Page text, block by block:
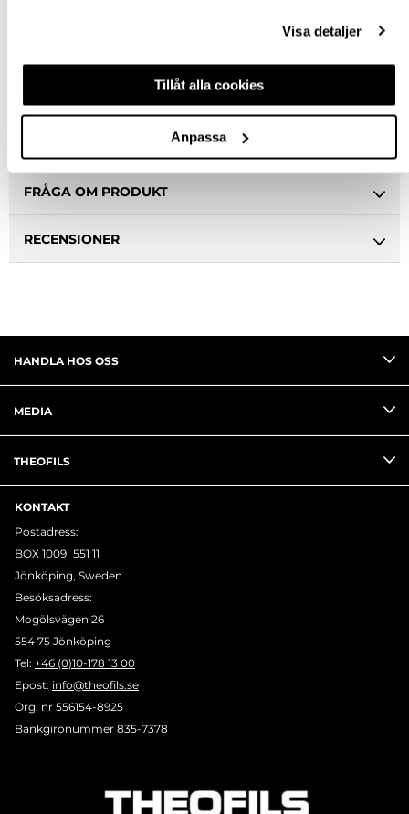
Visa detaljer
Tillåt alla cookies
Anpassa
FRÅGA OM PRODUKT
RECENSIONER
HANDLA HOS OSS
MEDIA
THEOFILS
KONTAKT
Postadress:
BOX 1009 551 11
Jönköping, Sweden
Besöksadress:
Mogölsvägen 26
554 75 Jönköping
Tel: +46 (0)10-178 13 00
Epost: info@theofils.se
Org. nr 556154-8925
Bankgironummer 835-7378